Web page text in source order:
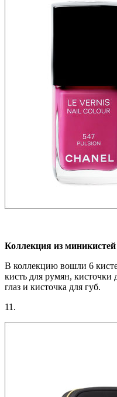
Коллекция из
В коллекцию вошли 6
кисть для румян, кисточки
глаз и кисточка для губ.
11.